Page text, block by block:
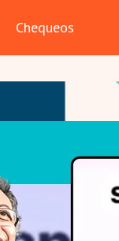
Chequeos